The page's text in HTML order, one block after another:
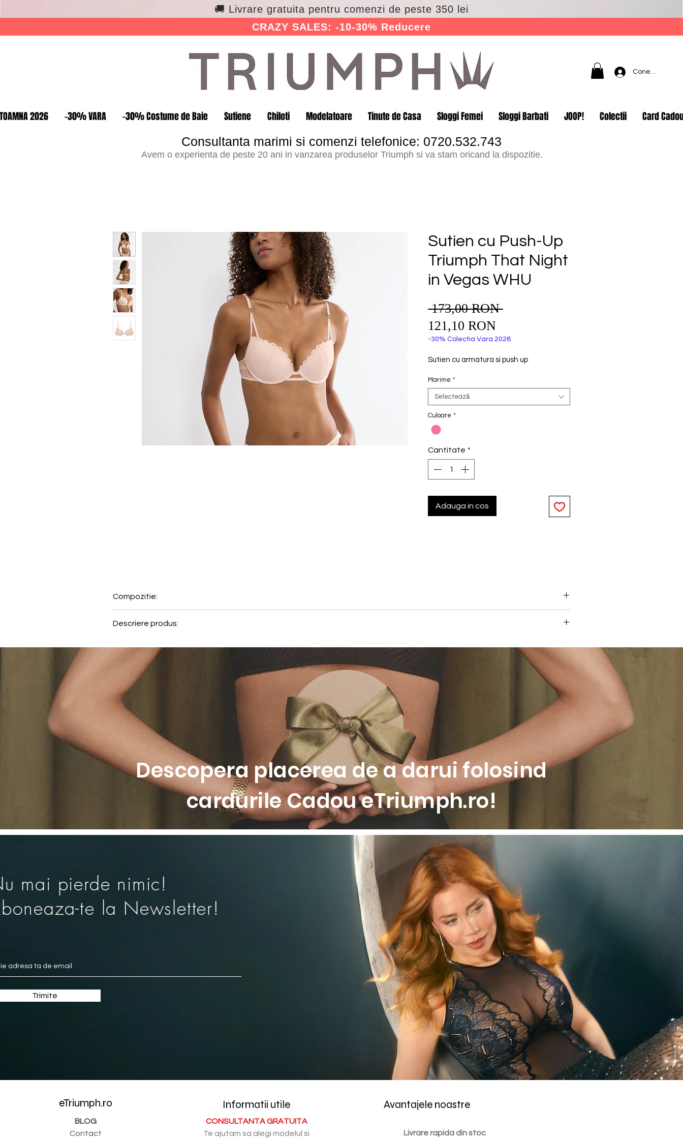
🚚 Livrare gratuita pentru comenzi de peste 350 lei
CRAZY SALES: -10-30% Reducere
Conectează-
TOAMNA 2026 -30% VARA -30% Costume de Baie Sutiene Chiloti Modelatoare Tinute de Casa Sloggi Femei Sloggi Barbati JOOP! Colectii Card
Consultanta marimi si comenzi telefonice: 0720.532.743
Avem o experienta de peste 20 ani in vanzarea produselor Triumph si va stam oricand la dispozitie.
Sutien cu Push-Up
Triumph That Night
in Vegas WHU
173,00 RON Preț
121,10 RONPreț
redus
-30% Colectia Vara 2026
Sutien cu armatura si push up
Marime *
Selectează
Culoare *
Cantitate *
Adauga in cos
Compozitie:
Descriere produs:
usoare prezinta un model din dantela grafica care ofera atat stil, cat si sustinere, in timp ce constructia push-up, gandita
cu atentie, evidentiaza forma naturala a bustului. Descopera echilibrul perfect intre estetica indrazneata si purtarea
confortabila de zi cu zi cu aceasta piesa realizata cu maiestrie.
• Sutien push-up cu acoperire redusa si efect de ridicare
• Cu sarma si semi-buret pentru sustinere optima
• Creeaza un decolteu bine definit
• Sirma usoara si flexibila pentru confort
• Detaliu signature cu inel si bretele duble elegante
• Constructie atragatoare din dantela grafica si plasa
• Realizat din material certificat sustenabil
Descopera placerea de a darui folosind
cardurile Cadou eTriumph.ro!
mai pierde nimic!
te la Newsletter!
Trimite
eTriumph.ro
BLOG
Contact
Informatii utile
CONSULTANTA GRATUITA
Te ajutam sa alegi modelul si
Avantajele noastre
Livrare rapida din stoc